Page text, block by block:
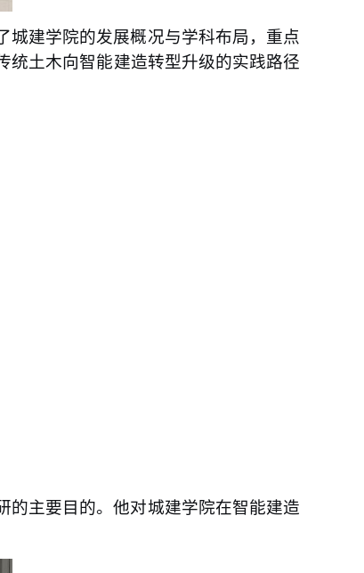
城建学院的发展概况与学科布局，重点
统土木向智能建造转型升级的实践路径
的主要目的。他对城建学院在智能建造